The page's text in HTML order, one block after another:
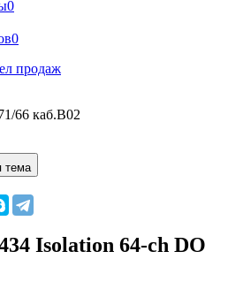
0
0
продаж
66 каб.B02
тема
Isolation 64-ch DO